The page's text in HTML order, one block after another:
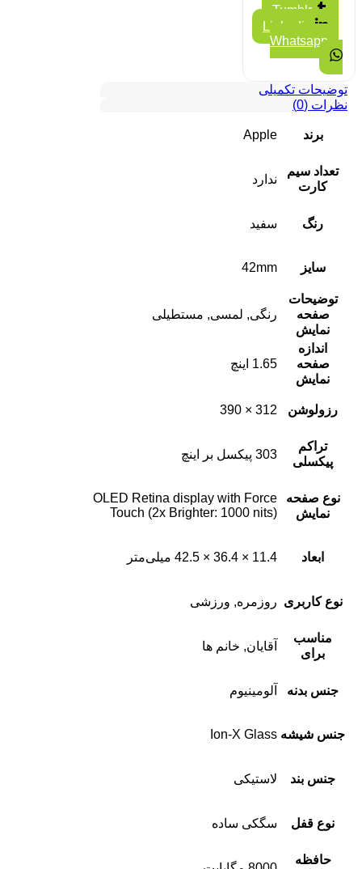
Tumblr
Linkedin
Whatsapp
توضیحات تکمیلی
نظرات (0)
برند Apple
تعداد سیم
کارت
ندارد
رنگ سفید
سایز 42mm
توضیحات
صفحه
نمایش
رنگی, لمسی, مستطیلی
اندازه
صفحه
نمایش
1.65 اینچ
رزولوشن 312 × 390
تراکم
پیکسلی
303 پیکسل بر اینچ
نوع صفحه
نمایش
OLED Retina display with Force
Touch (2x Brighter: 1000 nits)
ابعاد 11.4 × 36.4 × 42.5 میلی‌متر
نوع کاربری روزمره, ورزشی
مناسب
برای
آقایان, خانم ها
جنس بدنه آلومینیوم
جنس شیشه Ion-X Glass
جنس بند لاستیکی
نوع قفل سگکی ساده
حافظه